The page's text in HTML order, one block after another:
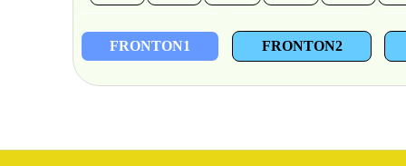
FRONTON1 FRONTON2